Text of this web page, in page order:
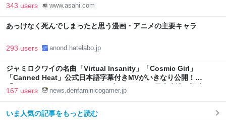
343 users www.asahi.com
あっけなく死んでしまったと思う漫画・アニメの主要キャラ
293 users anond.hatelabo.jp
ジャミロクワイの名曲「Virtual Insanity」「Cosmic Girl」
「Canned Heat」公式日本語字幕付きMVがいきなり公開！
「SUMMER SONIC 2026」での9年ぶりとなる日本公演を記念して
167 users news.denfaminicogamer.jp
いま人気の記事をもっと読む